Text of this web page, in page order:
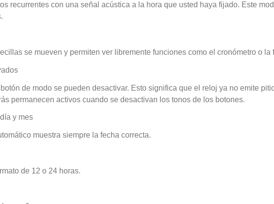
recurrentes con una señal acústica a la hora que usted haya fijado. Este
se mueven y permiten ver libremente funciones como el cronómetro o la
de modo se pueden desactivar. Esto significa que el reloj ya no emite
permanecen activos cuando se desactivan los tonos de los botones.
y mes
muestra siempre la fecha correcta.
de 12 o 24 horas.